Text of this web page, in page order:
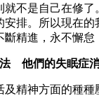
就不是自己在修了
安排。所以現在的
精進，永不懈怠
他們的失眠症
及精神方面的種種